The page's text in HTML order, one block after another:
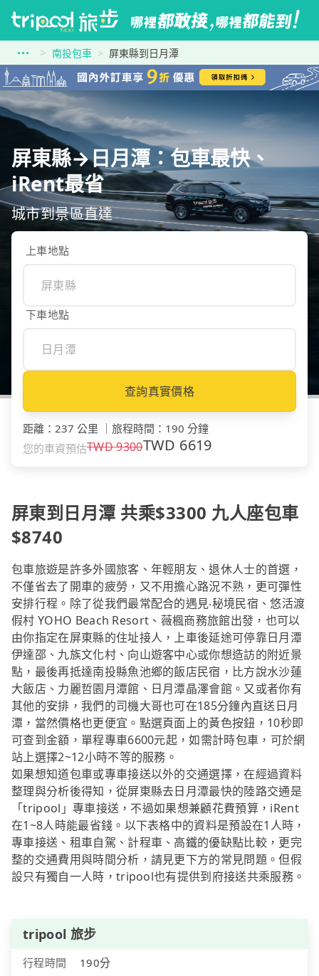
南投包車 屏東縣到日月潭
屏東縣→日月潭：包車最快、
iRent最省
城市到景區直達
上車地點
下車地點
查詢真實價格
距離 ： 237 公里 旅程時間 ： 190 分鐘
您的車資預估TWD9300TWD 6619
屏東到日月潭 共乘$3300 九人座包車
$8740
包車旅遊是許多外國旅客、年輕朋友、退休人士的首選，
不僅省去了開車的疲勞，又不用擔心路況不熟，更可彈性
安排行程。除了從我們最常配合的遇見‧秘境民宿、悠活渡
假村 YOHO Beach Resort、薇楓商務旅館出發，也可以
由你指定在屏東縣的住址接人，上車後延途可停靠日月潭
伊達邵、九族文化村、向山遊客中心或你想造訪的附近景
點，最後再抵達南投縣魚池鄉的飯店民宿，比方說水沙蓮
大飯店、力麗哲園月潭館、日月潭晶澤會館。又或者你有
其他的安排，我們的司機大哥也可在185分鐘內直送日月
潭，當然價格也更便宜。點選頁面上的黃色按鈕，10秒即
可查到金額，單程專車6600元起，如需計時包車，可於網
站上選擇2~12小時不等的服務。
如果想知道包車或專車接送以外的交通選擇，在經過資料
整理與分析後得知，從屏東縣去日月潭最快的陸路交通是
「tripool」專車接送，不過如果想兼顧花費預算，iRent
在1~8人時能最省錢。以下表格中的資料是預設在1人時，
專車接送、租車自駕、計程車、高鐵的優缺點比較，更完
整的交通費用與時間分析，請見更下方的常見問題。但假
設只有獨自一人時，tripool也有提供到府接送共乘服務。
tripool 旅步
行程時間
190分